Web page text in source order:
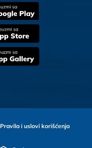
Pravila i uslovi korišćenja